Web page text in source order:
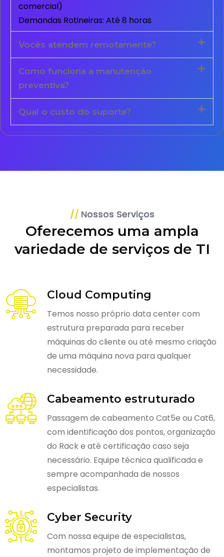
comercial)
Demandas Rotineiras: Até 8 horas
Vocês atendem remotamente?
Como funciona a manutenção
preventiva?
Qual o custo do suporte?
Nossos Serviços
Oferecemos uma ampla
variedade de serviços de TI
Cloud Computing
Temos nosso próprio data center com
estrutura preparada para receber
máquinas do cliente ou até mesmo criação
de uma máquina nova para qualquer
necessidade.
Cabeamento estruturado
Passagem de cabeamento Cat5e ou Cat6,
com identificação dos pontos, organização
do Rack e até certificação caso seja
necessário. Equipe técnica qualificada e
sempre acompanhada de nossos
especialistas.
Cyber Security
Com nossa equipe de especialistas,
montamos projeto de implementação de